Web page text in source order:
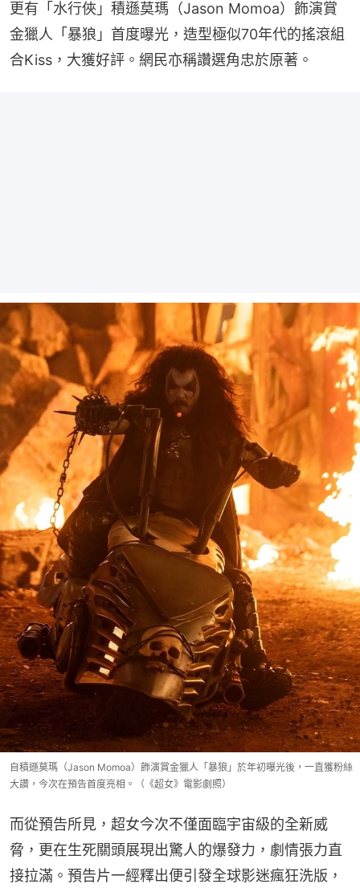
更有「水行俠」積遜莫瑪（Jason Momoa）飾演賞
金獵人「暴狼」首度曝光，造型極似70年代的搖滾組
合Kiss，大獲好評。網民亦稱讚選角忠於原著。
自積遜莫瑪（Jason Momoa）飾演賞金獵人「暴狼」於年初曝光後，一直獲粉絲
大讚，今次在預告首度亮相。（《超女》電影劇照）
而從預告所見，超女今次不僅面臨宇宙級的全新威
脅，更在生死關頭展現出驚人的爆發力，劇情張力直
接拉滿。預告片一經釋出便引發全球影迷瘋狂洗版，